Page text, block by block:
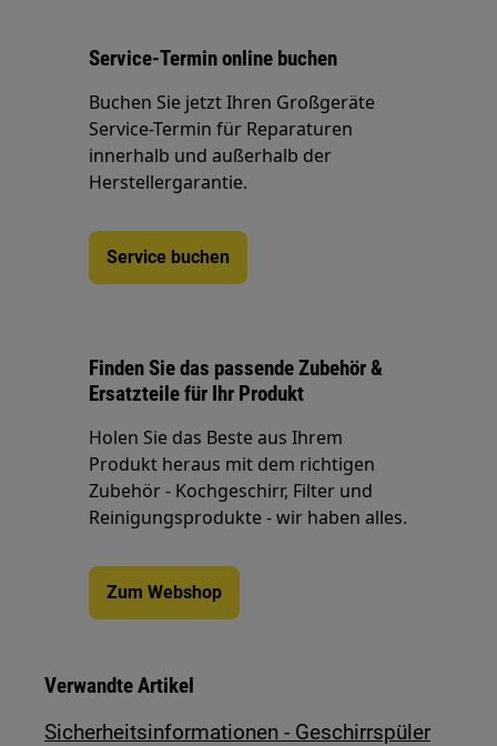
Service-Termin online buchen
Buchen Sie jetzt Ihren Großgeräte
Service-Termin für Reparaturen
innerhalb und außerhalb der
Herstellergarantie.
Service buchen
Finden Sie das passende Zubehör &
Ersatzteile für Ihr Produkt
Holen Sie das Beste aus Ihrem
Produkt heraus mit dem richtigen
Zubehör - Kochgeschirr, Filter und
Reinigungsprodukte - wir haben alles.
Zum Webshop
Verwandte Artikel
Sicherheitsinformationen - Geschirrspüler